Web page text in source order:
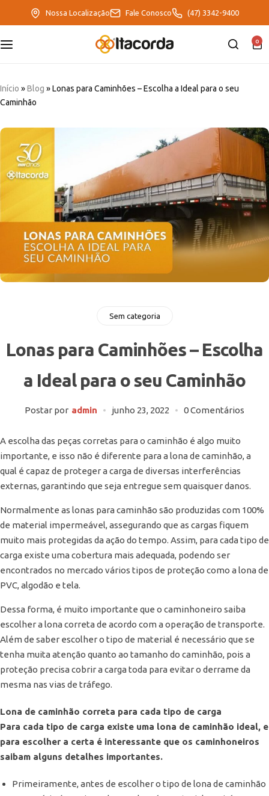
Nossa Localização Fale Conosco (47) 3342-9400
0
Início »Blog »Lonas para Caminhões – Escolha a Ideal para o seu
Caminhão
Sem categoria
Lonas para Caminhões – Escolha
a Ideal para o seu Caminhão
Postar por admin junho 23, 2022 0 Comentários
A escolha das peças corretas para o caminhão é algo muito
importante, e isso não é diferente para a lona de caminhão, a
qual é capaz de proteger a carga de diversas interferências
externas, garantindo que seja entregue sem quaisquer danos.
Normalmente as lonas para caminhão são produzidas com 100%
de material impermeável, assegurando que as cargas fiquem
muito mais protegidas da ação do tempo. Assim, para cada tipo de
carga existe uma cobertura mais adequada, podendo ser
encontrados no mercado vários tipos de proteção como a lona de
PVC, algodão e tela.
Dessa forma, é muito importante que o caminhoneiro saiba
escolher a lona correta de acordo com a operação de transporte.
Além de saber escolher o tipo de material é necessário que se
tenha muita atenção quanto ao tamanho do caminhão, pois a
proteção precisa cobrir a carga toda para evitar o derrame da
mesma nas vias de tráfego.
Lona de caminhão correta para cada tipo de carga
Para cada tipo de carga existe uma lona de caminhão ideal, e
para escolher a certa é interessante que os caminhoneiros
saibam alguns detalhes importantes.
Primeiramente, antes de escolher o tipo de lona de caminhão